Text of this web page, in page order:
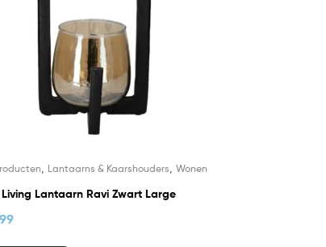
Lantaarns & Kaarshouders Wonen
Lantaarn Ravi Zwart Large